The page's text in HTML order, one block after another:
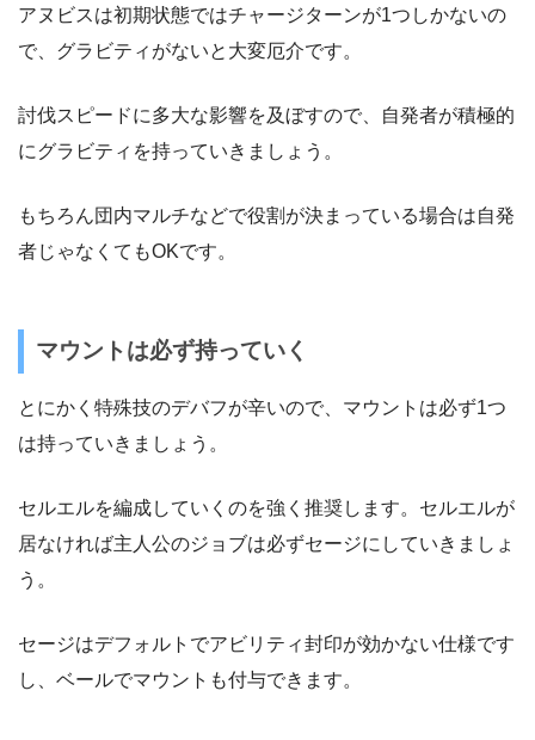
アヌビスは初期状態ではチャージターンが1つしかないの
で、グラビティがないと大変厄介です。
討伐スピードに多大な影響を及ぼすので、自発者が積極的
にグラビティを持っていきましょう。
もちろん団内マルチなどで役割が決まっている場合は自発
者じゃなくてもOKです。
マウントは必ず持っていく
とにかく特殊技のデバフが辛いので、マウントは必ず1つ
は持っていきましょう。
セルエルを編成していくのを強く推奨します。セルエルが
居なければ主人公のジョブは必ずセージにしていきましょ
う。
セージはデフォルトでアビリティ封印が効かない仕様です
し、ベールでマウントも付与できます。